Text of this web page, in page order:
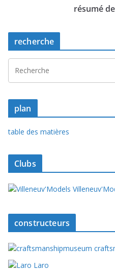
résumé
recherche
plan
table des matières
Clubs
constructeurs
Laro